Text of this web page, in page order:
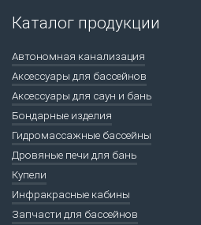
Каталог продукции
Автономная канализация
Аксессуары для бассейнов
Аксессуары для саун и бань
Бондарные изделия
Гидромассажные бассейны
Дровяные печи для бань
Купели
Инфракрасные кабины
Запчасти для бассейнов